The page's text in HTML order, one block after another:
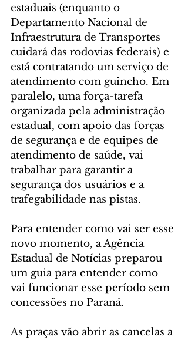
estaduais (enquanto o
Departamento Nacional de
Infraestrutura de Transportes
cuidará das rodovias federais) e
está contratando um serviço de
atendimento com guincho. Em
paralelo, uma força-tarefa
organizada pela administração
estadual, com apoio das forças
de segurança e de equipes de
atendimento de saúde, vai
trabalhar para garantir a
segurança dos usuários e a
trafegabilidade nas pistas.
Para entender como vai ser esse
novo momento, a Agência
Estadual de Notícias preparou
um guia para entender como
vai funcionar esse período sem
concessões no Paraná.
As praças vão abrir as cancelas a